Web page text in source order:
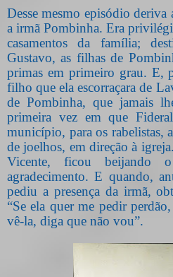
Desse mesmo episódio
a irmã Pombinha. Era
casamentos da família;
Gustavo, as filhas de
primas em primeiro grau. E,
filho que ela escorraçara de
de Pombinha, que jamais
primeira vez em que
município, para os rabelistas,
de joelhos, em direção à
Vicente, ficou beijando
agradecimento. E quando,
pediu a presença da irmã,
“Se ela quer me pedir
vê-la, diga que não vou”.